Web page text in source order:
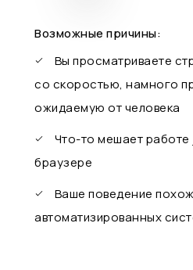
Возможные причины:
Вы просматриваете
со скоростью, намного
ожидаемую от человека
Что-то мешает
браузере
Ваше поведение
автоматизированных